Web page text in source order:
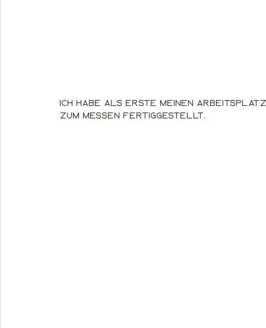
Ich habe als Erste meinen
zum Messen fertiggestellt.